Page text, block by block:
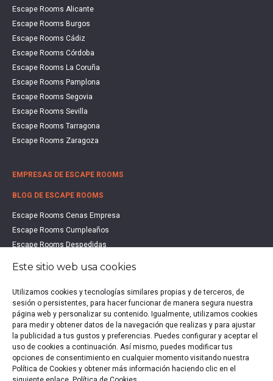
Escape Rooms Alicante
Escape Rooms Burgos
Escape Rooms Cádiz
Escape Rooms Córdoba
Escape Rooms La Coruña
Escape Rooms Pamplona
Escape Rooms Segovia
Escape Rooms Sevilla
Escape Rooms Tarragona
Escape Rooms Zaragoza
EMPRESAS DE ESCAPE ROOMS
BLOG DE ESCAPE ROOMS
Escape Rooms Cenas Empresa
Escape Rooms Cumpleaños
Escape Rooms Despedidas
Escape Rooms Halloween
Escape Rooms San Valentín
Estudio de Mercado Escape Rooms 2021
Qué es un Escape Room
Qué es un Hall Escape
Este sitio web usa cookies
Utilizamos cookies y tecnologías similares propias y de terceros, de
sesión o persistentes, para hacer funcionar de manera segura nuestra
página web y personalizar su contenido. Igualmente, utilizamos cookies
para medir y obtener datos de la navegación que realizas y para ajustar
la publicidad a tus gustos y preferencias. Puedes configurar y aceptar el
uso de cookies a continuación. Así mismo, puedes modificar tus
opciones de consentimiento en cualquier momento visitando nuestra
Política de Cookies y obtener más información haciendo clic en el